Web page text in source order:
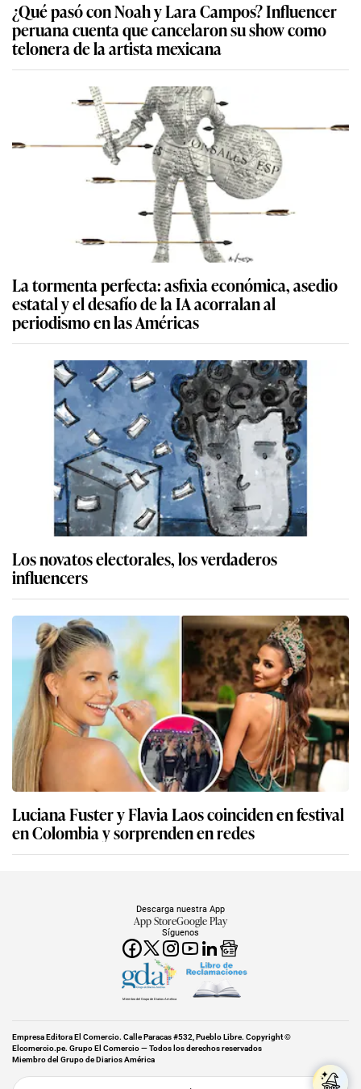
¿Qué pasó con Noah y Lara Campos? Influencer
peruana cuenta que cancelaron su show como
telonera de la artista mexicana
La tormenta perfecta: asfixia económica, asedio
estatal y el desafío de la IA acorralan al
periodismo en las Américas
Los novatos electorales, los verdaderos
influencers
Luciana Fuster y Flavia Laos coinciden en festival
en Colombia y sorprenden en redes
Síguenos
Descarga nuestra App
App StoreGoogle Play
Miembro del Grupo de Diarios América
Empresa Editora El Comercio. Calle Paracas #532, Pueblo Libre. Copyright ©
Elcomercio.pe. Grupo El Comercio — Todos los derechos reservados
Miembro del Grupo de Diarios América